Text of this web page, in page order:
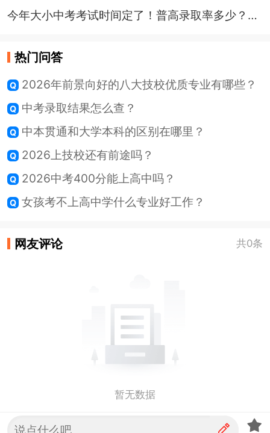
今年大小中考考试时间定了！普高录取率多少？定向生比例会提高吗？
热门问答
2026年前景向好的八大技校优质专业有哪些？
中考录取结果怎么查？
中本贯通和大学本科的区别在哪里？
2026上技校还有前途吗？
2026中考400分能上高中吗？
女孩考不上高中学什么专业好工作？
网友评论 共0条
暂无数据